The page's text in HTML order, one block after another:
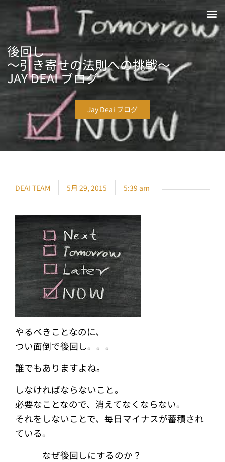
後回し
〜引き寄せの法則への挑戦〜
JAY DEAI ブログ
Jay Deai ブログ
DEAI TEAM 5月 29, 2015 5:39 am
やるべきことなのに、
つい面倒で後回し。。。
誰でもありますよね。
しなければならないこと。
必要なことなので、消えてなくならない。
それをしないことで、毎日マイナスが蓄積され
ている。
なぜ後回しにするのか？